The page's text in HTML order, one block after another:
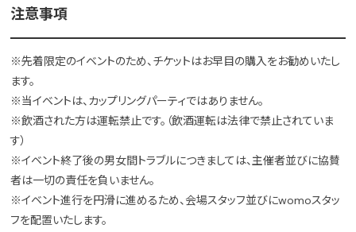
注意事項
※先着限定のイベントのため、チケットはお早目の購入をお勧めいたし
ます。
※当イベントは、カップリングパーティではありません。
※飲酒された方は運転禁止です。（飲酒運転は法律で禁止されていま
す）
※イベント終了後の男女間トラブルにつきましては、主催者並びに協賛
者は一切の責任を負いません。
※イベント進行を円滑に進めるため、会場スタッフ並びにwomoスタッ
フを配置いたします。